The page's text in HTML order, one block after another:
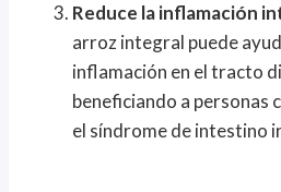
Reduce la inflamación
arroz integral puede
inflamación en el tracto
beneficiando a personas
el síndrome de intestino